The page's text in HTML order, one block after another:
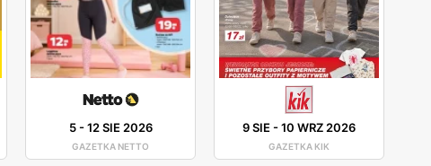
5-12 SIE 2026
GAZETKA NETTO
9 SIE -10 WRZ 2026
GAZETKA KIK